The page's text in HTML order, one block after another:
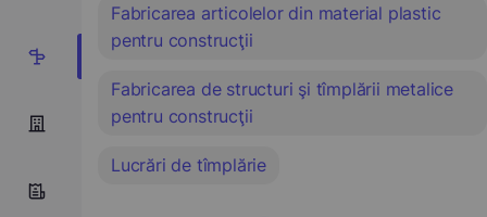
Fabricarea articolelor din material plastic
pentru construcţii
Fabricarea de structuri şi tîmplării metalice
pentru construcţii
Lucrări de tîmplărie